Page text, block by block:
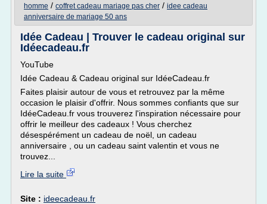
homme / coffret cadeau mariage pas cher / idee cadeau
anniversaire de mariage 50 ans
Idée Cadeau | Trouver le cadeau original sur
Idéecadeau.fr
YouTube
Idée Cadeau & Cadeau original sur IdéeCadeau.fr
Faites plaisir autour de vous et retrouvez par la même
occasion le plaisir d'offrir. Nous sommes confiants que sur
IdéeCadeau.fr vous trouverez l'inspiration nécessaire pour
offrir le meilleur des cadeaux ! Vous cherchez
désespérément un cadeau de noël, un cadeau
anniversaire , ou un cadeau saint valentin et vous ne
trouvez...
Lire la suite
Site : ideecadeau.fr